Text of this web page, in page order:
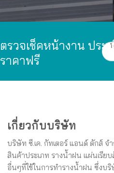
ตรวจเช็คหน้างาน ประ
ราคาฟรี
เกี่ยวกับบริษัท
บริษัท ซี.เค. กัทเตอร์ แอนด์ ดักส์
สินค้าประเภท รางน้ำฝน แผ่นเรีย
อื่นๆที่ใช้ในการทำรางน้ำฝน ซึ่งบ